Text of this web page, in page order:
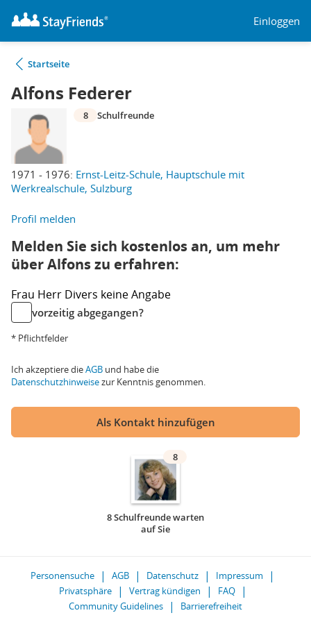
Einloggen
Startseite
Alfons Federer
1971 - 1976: Ernst-Leitz-Schule, Hauptschule mit
Werkrealschule, Sulzburg
8 Schulfreunde
Profil melden
Melden Sie sich kostenlos an, um mehr
über Alfons zu erfahren:
Frau Herr Divers keine Angabe
vorzeitig abgegangen?
* Pflichtfelder
Ich akzeptiere dieAGB und habe die
Datenschutzhinweisezur Kenntnis genommen.
Als Kontakt hinzufügen
8
8 Schulfreunde warten
auf Sie
Personensuche AGB Datenschutz
Impressum
Privatsphäre
Vertrag kündigen
FAQ
Community Guidelines
Barrierefreiheit